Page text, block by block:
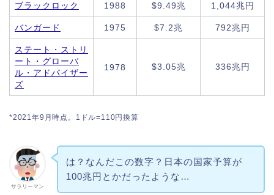
ブラックロック 1988 $9.49兆 1,044兆円
バンガード 1975 $7.2兆 792兆円
ステート・ストリ
ート・グローバ
ル・アドバイザー
ズ
1978 $3.05兆 336兆円
*2021年9月時点。1ドル=110円換算
サラリーマン
は？なんだこの数字？日本の国家予算が
100兆円とかだったような…